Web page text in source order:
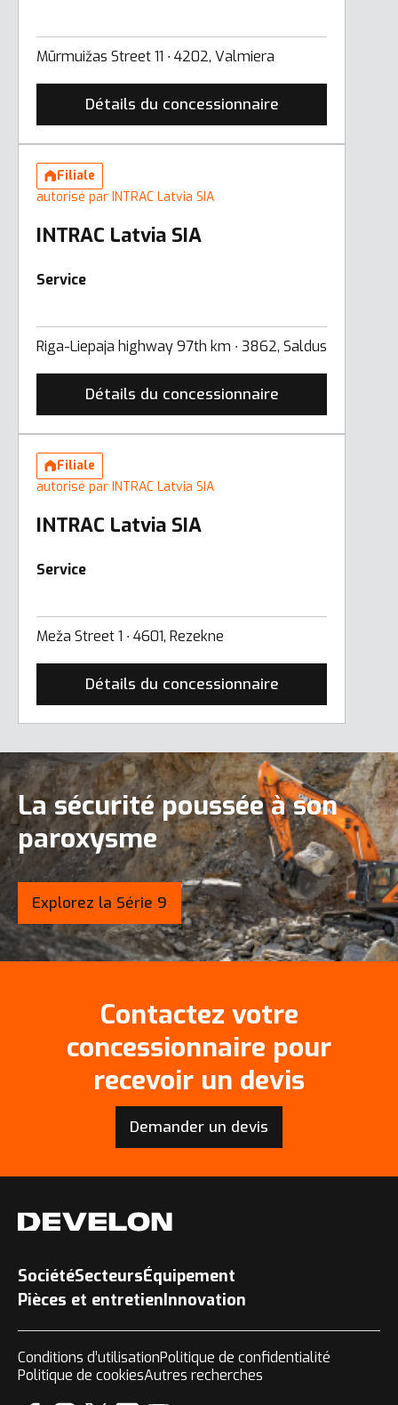
Mūrmuižas Street 11 ∙ 4202, Valmiera
Détails du concessionnaire
Filiale
autorisé par INTRAC Latvia SIA
INTRAC Latvia SIA
Service
Riga-Liepaja highway 97th km ∙ 3862, Saldus
Détails du concessionnaire
Filiale
autorisé par INTRAC Latvia SIA
INTRAC Latvia SIA
Service
Meža Street 1 ∙ 4601, Rezekne
Détails du concessionnaire
La sécurité poussée à son
paroxysme
Explorez la Série 9
Contactez votre
concessionnaire pour
recevoir un devis
Demander un devis
SociétéSecteursÉquipement
Pièces et entretienInnovation
Conditions d’utilisationPolitique de confidentialité
Politique de cookiesAutres recherches